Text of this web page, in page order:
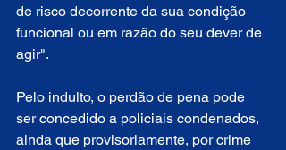
de risco decorrente da sua condição
funcional ou em razão do seu dever de
agir".
Pelo indulto, o perdão de pena pode
ser concedido a policiais condenados,
ainda que provisoriamente, por crime